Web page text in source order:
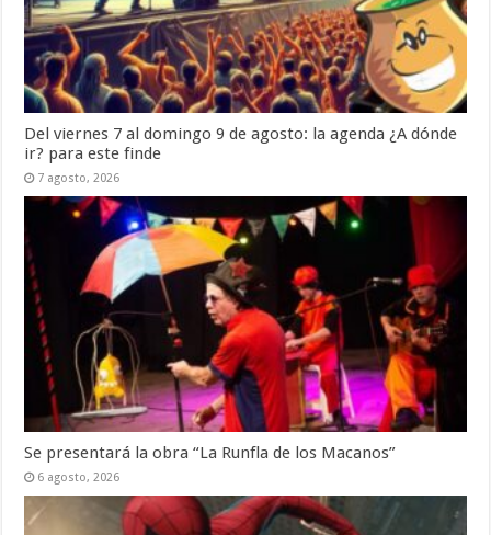
Del viernes 7 al domingo 9 de agosto: la agenda ¿A dónde
ir? para este finde
7 agosto, 2026
Se presentará la obra “La Runfla de los Macanos”
6 agosto, 2026